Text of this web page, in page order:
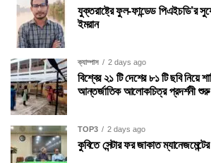
যুক্তরাষ্ট্রে ফুল-ফান্ডেড পিএইচডি’র
ইমরান
ক্যাম্পাস 2 days ago
বিশ্বের ২১ টি দেশের ৮১ টি ছবি নিয়ে
আন্তর্জাতিক আলোকচিত্র প্রদর্শনী শুরু
TOP3 2 days ago
কুবিতে সেন্টার ফর জাকাত